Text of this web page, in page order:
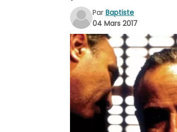
Par Baptiste
04 Mars 2017